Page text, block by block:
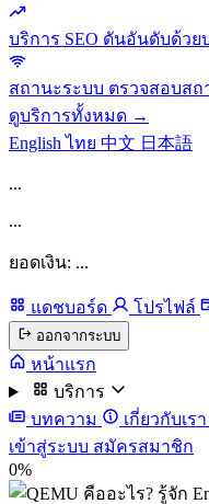
บริการ SEO ดันอันดับด้วยบ
สถานะระบบ ตรวจสอบส
ดูบริการทั้งหมด →
Englishไทย 中文 日本語
...
...
ยอดเงิน: ...
แดชบอร์ด โปรไฟล์
ออกจากระบบ
หน้าแรก
บริการ
บทความ
เกี่ยวกับเรา
เข้าสู่ระบบ สมัครสมาชิก
0%